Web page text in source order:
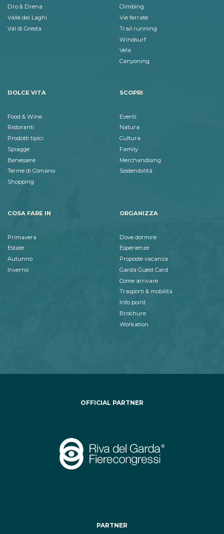
Dro & Drena
Valle dei Laghi
Val di Gresta
Climbing
Vie ferrate
Trail running
Windsurf
Vela
Canyoning
DOLCE VITA
Food & Wine
Ristoranti
Prodotti tipici
Spiagge
Benessere
Terme di Comano
Shopping
SCOPRI
Eventi
Natura
Cultura
Family
Merchandising
Sostenibilità
COSA FARE IN
Primavera
Estate
Autunno
Inverno
ORGANIZZA
Dove dormire
Esperienze
Proposte vacanza
Garda Guest Card
Come arrivare
Trasporti & mobilità
Info point
Brochure
Workation
OFFICIAL PARTNER
PARTNER